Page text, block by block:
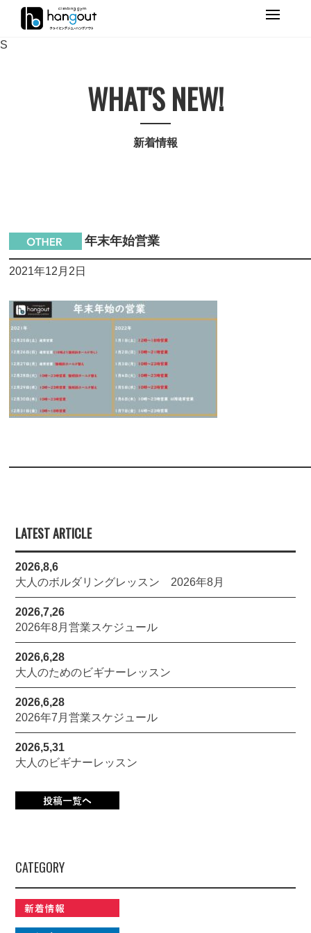
Primary
S
WHAT'S NEW!
新着情報
年末年始営業
2021年12月2日
LATEST ARTICLE
2026,8,6
大人のボルダリングレッスン 2026年8月
2026,7,26
2026年8月営業スケジュール
2026,6,28
大人のためのビギナーレッスン
2026,6,28
2026年7月営業スケジュール
2026,5,31
大人のビギナーレッスン
CATEGORY